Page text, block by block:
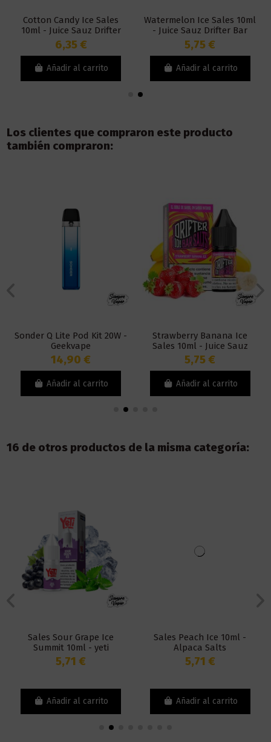
Cotton Candy Ice Sales
10ml - Juice Sauz Drifter
Bar
6,35 €
Añadir al carrito
Watermelon Ice Sales 10ml
- Juice Sauz Drifter Bar
5,75 €
Añadir al carrito
Los clientes que compraron este producto
también compraron:
Sonder Q Lite Pod Kit 20W -
Geekvape
14,90 €
Añadir al carrito
Strawberry Banana Ice
Sales 10ml - Juice Sauz
Drifter Bar
5,75 €
Añadir al carrito
16 de otros productos de la misma categoría:
Sales Sour Grape Ice
Summit 10ml - yeti
5,71 €
Añadir al carrito
Sales Peach Ice 10ml -
Alpaca Salts
5,71 €
Añadir al carrito